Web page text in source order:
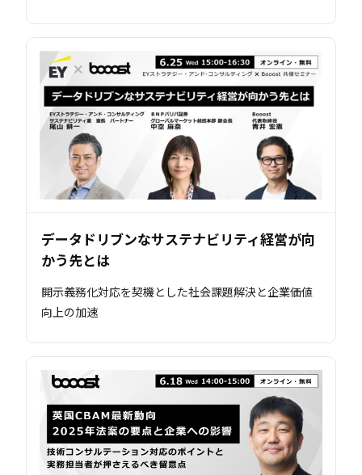
データドリブンなサステナビリティ経営が向
かう先とは
開示義務化対応を契機とした社会課題解決と企業価値
向上の加速